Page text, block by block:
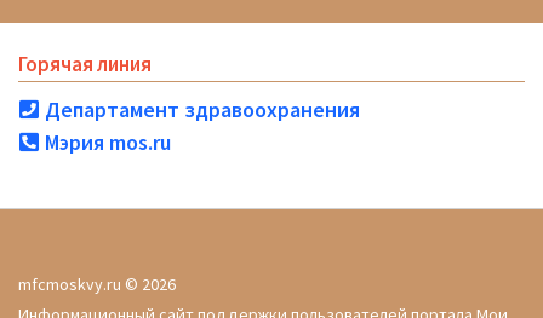
Горячая линия
Департамент здравоохранения
Мэрия mos.ru
mfcmoskvy.ru © 2026